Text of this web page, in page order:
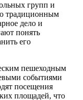
групп и
традиционным
дело и
понять
его
пешеходным
событиями
посещения
площадей, что